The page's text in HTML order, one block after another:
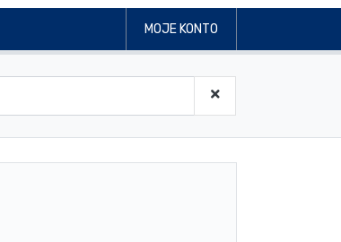
MOJE KONTO